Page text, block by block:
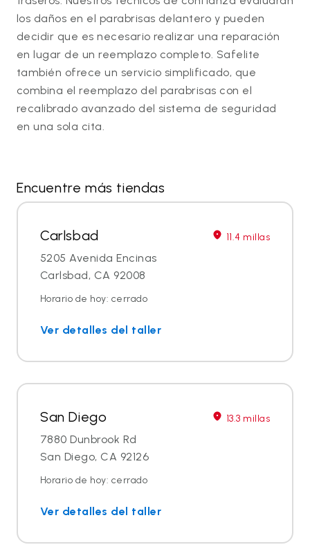
los daños en el parabrisas delantero y pueden
decidir que es necesario realizar una reparación
en lugar de un reemplazo completo. Safelite
también ofrece un servicio simplificado, que
combina el reemplazo del parabrisas con el
recalibrado avanzado del sistema de seguridad
en una sola cita.
Encuentre más tiendas
Carlsbad 11.4 millas
5205 Avenida Encinas
Carlsbad, CA 92008
Horario de hoy: cerrado
Ver detalles del taller
San Diego 13.3 millas
7880 Dunbrook Rd
San Diego, CA 92126
Horario de hoy: cerrado
Ver detalles del taller